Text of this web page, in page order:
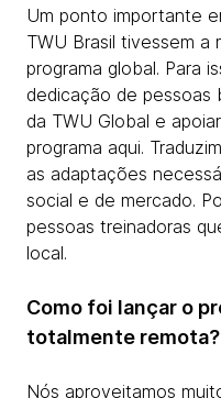
Um ponto importante
TWU Brasil tivessem a
programa global. Para
dedicação de pessoas
da TWU Global e
programa aqui.
as adaptações
social e de mercado.
pessoas treinadoras
local.
Como foi lançar o
totalmente remota?
Nós aproveitamos